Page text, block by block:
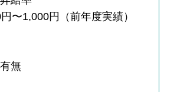
〜1,000円（前年度実績）
無